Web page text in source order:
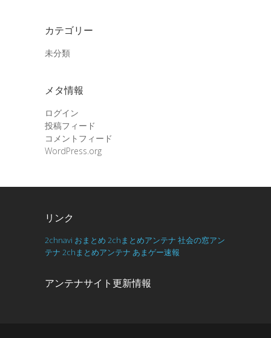
カテゴリー
未分類
メタ情報
ログイン
投稿フィード
コメントフィード
WordPress.org
リンク
2chnavi おまとめ 2chまとめアンテナ 社会の窓アン
テナ 2chまとめアンテナ あまゲー速報
アンテナサイト更新情報